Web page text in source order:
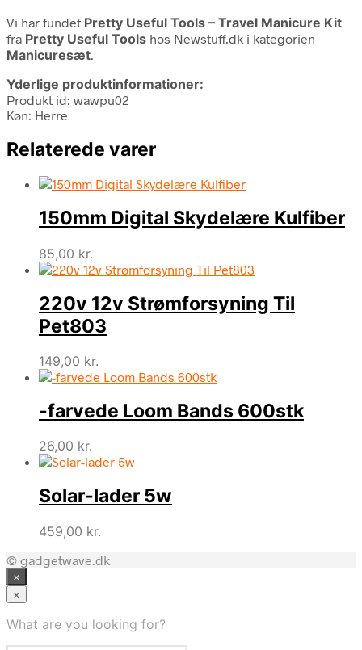
Vi har fundet Pretty Useful Tools – Travel Manicure Kit
fra Pretty Useful Tools hos Newstuff.dk i kategorien
Manicuresæt.
Yderlige produktinformationer:
Produkt id: wawpu02
Køn: Herre
Relaterede varer
150mm Digital Skydelære Kulfiber
85,00 kr.
220v 12v Strømforsyning Til
Pet803
149,00 kr.
-farvede Loom Bands 600stk
26,00 kr.
Solar-lader 5w
459,00 kr.
© gadgetwave.dk
×
×
What are you looking for?